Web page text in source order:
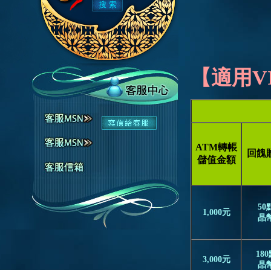
【適用
ATM轉帳
儲值金額
回餽
1,000元
50
晶
3,000元
180
晶